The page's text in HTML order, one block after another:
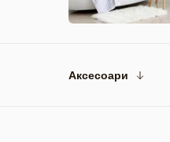
Аксесоари